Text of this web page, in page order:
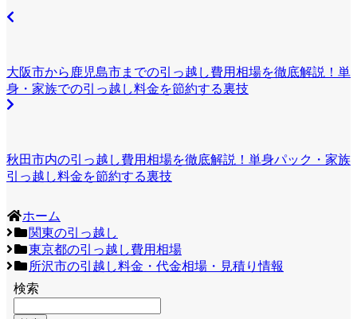
大阪市から鹿児島市までの引っ越し費用相場を徹底解説！単
身・家族での引っ越し料金を節約する裏技
秋田市内の引っ越し費用相場を徹底解説！単身パック・家族
引っ越し料金を節約する裏技
ホーム
関東の引っ越し
東京都の引っ越し費用相場
所沢市の引越し料金・代金相場・見積り情報
検索